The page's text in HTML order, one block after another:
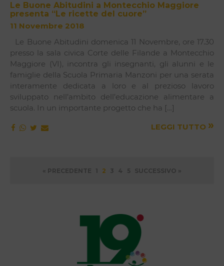
Le Buone Abitudini a Montecchio Maggiore
presenta “Le ricette del cuore”
11 Novembre 2018
Le Buone Abitudini domenica 11 Novembre, ore 17.30
presso la sala civica Corte delle Filande a Montecchio
Maggiore (VI), incontra gli insegnanti, gli alunni e le
famiglie della Scuola Primaria Manzoni per una serata
interamente dedicata a loro e al prezioso lavoro
sviluppato nell’ambito dell’educazione alimentare a
scuola. In un importante progetto che ha […]
LEGGI TUTTO »
Paginazione
« PRECEDENTE 1 2 3 4 5 SUCCESSIVO »